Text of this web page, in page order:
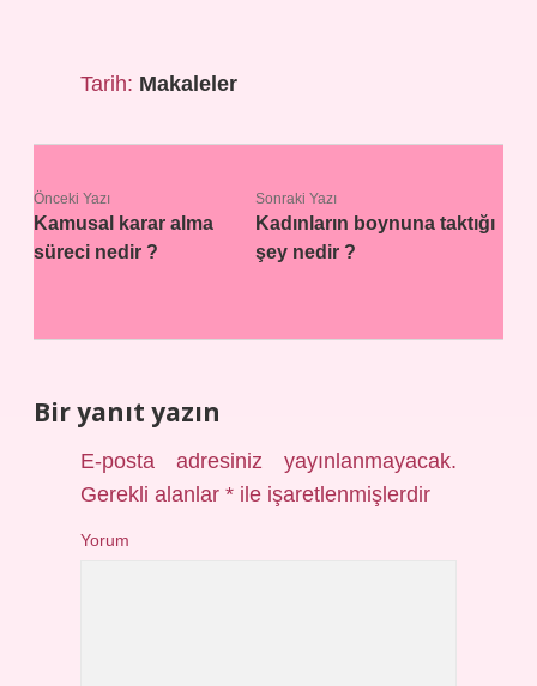
Tarih: Makaleler
Önceki Yazı
Kamusal karar alma
süreci nedir ?
Sonraki Yazı
Kadınların boynuna taktığı
şey nedir ?
Bir yanıt yazın
E-posta adresiniz yayınlanmayacak.
Gerekli alanlar* ile işaretlenmişlerdir
Yorum